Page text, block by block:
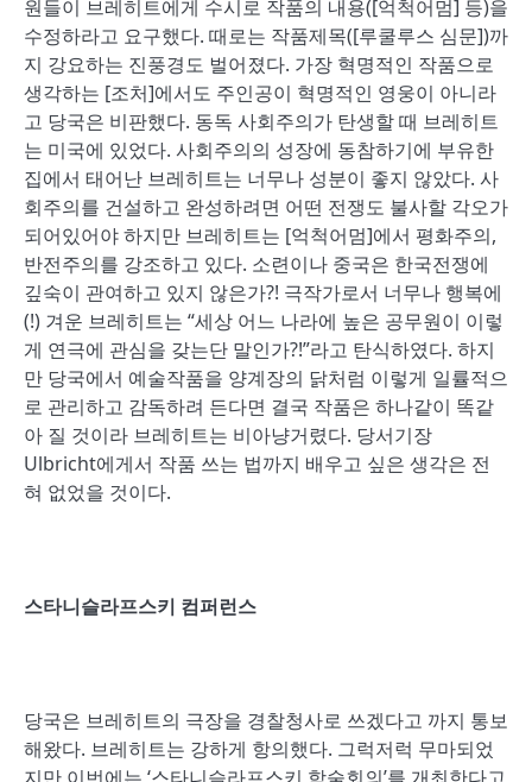
원들이 브레히트에게 수시로 작품의 내용([억척어멈] 등)을
수정하라고 요구했다. 때로는 작품제목([루쿨루스 심문])까
지 강요하는 진풍경도 벌어졌다. 가장 혁명적인 작품으로
생각하는 [조처]에서도 주인공이 혁명적인 영웅이 아니라
고 당국은 비판했다. 동독 사회주의가 탄생할 때 브레히트
는 미국에 있었다. 사회주의의 성장에 동참하기에 부유한
집에서 태어난 브레히트는 너무나 성분이 좋지 않았다. 사
회주의를 건설하고 완성하려면 어떤 전쟁도 불사할 각오가
되어있어야 하지만 브레히트는 [억척어멈]에서 평화주의,
반전주의를 강조하고 있다. 소련이나 중국은 한국전쟁에
깊숙이 관여하고 있지 않은가?! 극작가로서 너무나 행복에
(!) 겨운 브레히트는 “세상 어느 나라에 높은 공무원이 이렇
게 연극에 관심을 갖는단 말인가?!”라고 탄식하였다. 하지
만 당국에서 예술작품을 양계장의 닭처럼 이렇게 일률적으
로 관리하고 감독하려 든다면 결국 작품은 하나같이 똑같
아 질 것이라 브레히트는 비아냥거렸다. 당서기장
Ulbricht에게서 작품 쓰는 법까지 배우고 싶은 생각은 전
혀 없었을 것이다.
스타니슬라프스키 컴퍼런스
당국은 브레히트의 극장을 경찰청사로 쓰겠다고 까지 통보
해왔다. 브레히트는 강하게 항의했다. 그럭저럭 무마되었